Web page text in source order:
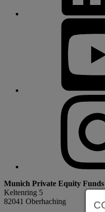
Munich Private Equity
Keltenring 5
82041 Oberhaching